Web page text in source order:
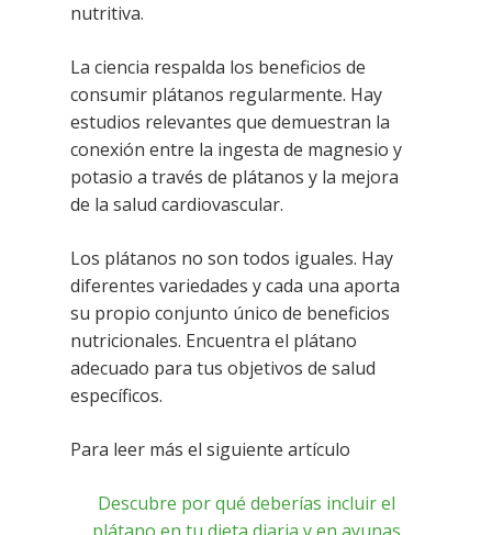
nutritiva.
La ciencia respalda los beneficios de
consumir plátanos regularmente. Hay
estudios relevantes que demuestran la
conexión entre la ingesta de magnesio y
potasio a través de plátanos y la mejora
de la salud cardiovascular.
Los plátanos no son todos iguales. Hay
diferentes variedades y cada una aporta
su propio conjunto único de beneficios
nutricionales. Encuentra el plátano
adecuado para tus objetivos de salud
específicos.
Para leer más el siguiente artículo
Descubre por qué deberías incluir el